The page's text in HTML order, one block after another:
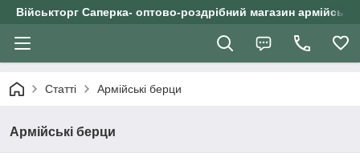
Військторг Саперка- оптово-роздрібний магазин
Статті Армійські берци
Армійські берци